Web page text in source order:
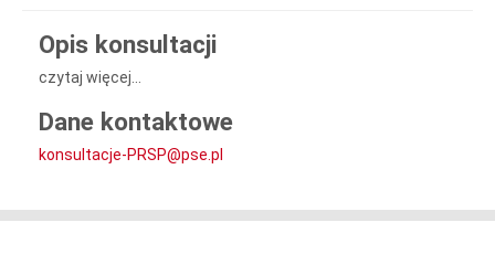
Opis konsultacji
czytaj więcej...
Dane kontaktowe
konsultacje-PRSP@pse.pl